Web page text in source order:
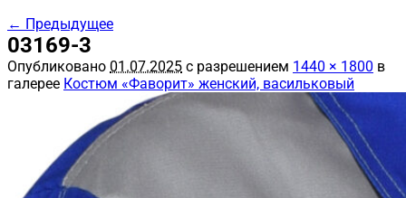
← Предыдущее
03169-3
Опубликовано 01.07.2025 с разрешением 1440 × 1800 в
галерее Костюм «Фаворит» женский, васильковый